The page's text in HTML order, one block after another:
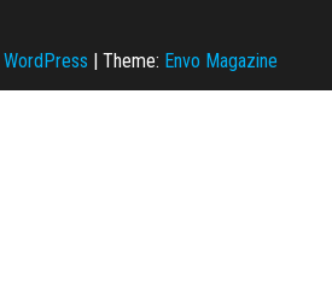
WordPress Theme: Envo Magazine